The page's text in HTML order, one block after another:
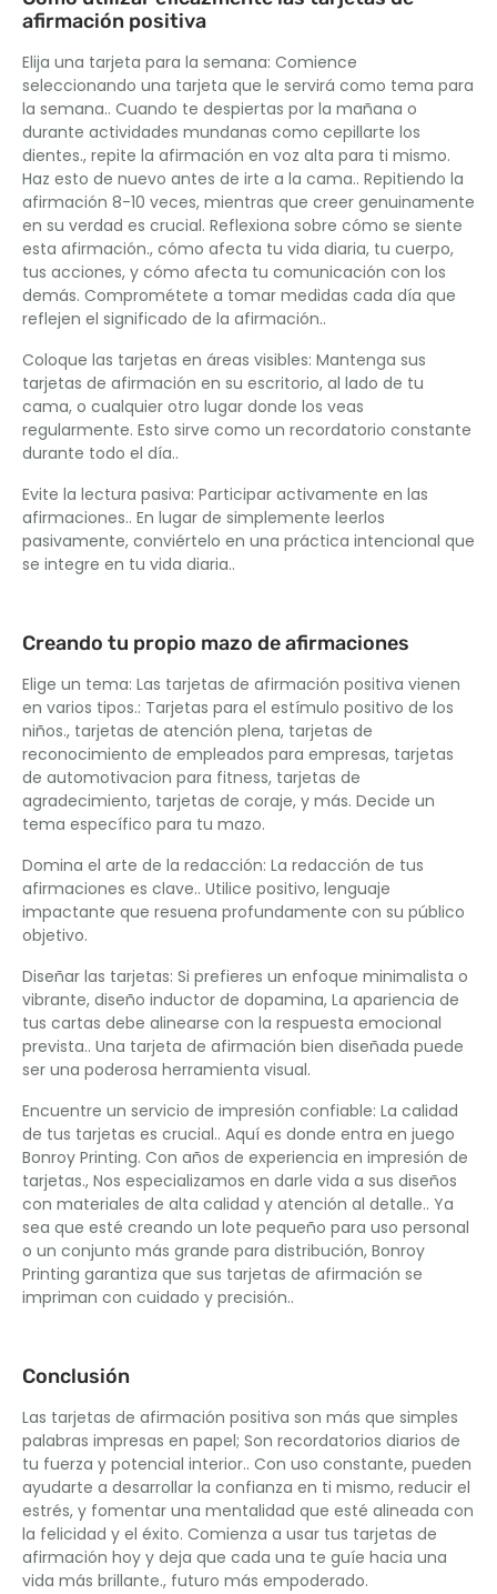
afirmación positiva
Elija una tarjeta para la semana: Comience
seleccionando una tarjeta que le servirá como tema para
la semana.. Cuando te despiertas por la mañana o
durante actividades mundanas como cepillarte los
dientes., repite la afirmación en voz alta para ti mismo.
Haz esto de nuevo antes de irte a la cama.. Repitiendo la
afirmación 8-10 veces, mientras que creer genuinamente
en su verdad es crucial. Reflexiona sobre cómo se siente
esta afirmación., cómo afecta tu vida diaria, tu cuerpo,
tus acciones, y cómo afecta tu comunicación con los
demás. Comprométete a tomar medidas cada día que
reflejen el significado de la afirmación..
Coloque las tarjetas en áreas visibles: Mantenga sus
tarjetas de afirmación en su escritorio, al lado de tu
cama, o cualquier otro lugar donde los veas
regularmente. Esto sirve como un recordatorio constante
durante todo el día..
Evite la lectura pasiva: Participar activamente en las
afirmaciones.. En lugar de simplemente leerlos
pasivamente, conviértelo en una práctica intencional que
se integre en tu vida diaria..
Creando tu propio mazo de afirmaciones
Elige un tema: Las tarjetas de afirmación positiva vienen
en varios tipos.: Tarjetas para el estímulo positivo de los
niños., tarjetas de atención plena, tarjetas de
reconocimiento de empleados para empresas, tarjetas
de automotivacion para fitness, tarjetas de
agradecimiento, tarjetas de coraje, y más. Decide un
tema específico para tu mazo.
Domina el arte de la redacción: La redacción de tus
afirmaciones es clave.. Utilice positivo, lenguaje
impactante que resuena profundamente con su público
objetivo.
Diseñar las tarjetas: Si prefieres un enfoque minimalista o
vibrante, diseño inductor de dopamina, La apariencia de
tus cartas debe alinearse con la respuesta emocional
prevista.. Una tarjeta de afirmación bien diseñada puede
ser una poderosa herramienta visual.
Encuentre un servicio de impresión confiable: La calidad
de tus tarjetas es crucial.. Aquí es donde entra en juego
Bonroy Printing. Con años de experiencia en impresión de
tarjetas., Nos especializamos en darle vida a sus diseños
con materiales de alta calidad y atención al detalle.. Ya
sea que esté creando un lote pequeño para uso personal
o un conjunto más grande para distribución, Bonroy
Printing garantiza que sus tarjetas de afirmación se
impriman con cuidado y precisión..
Conclusión
Las tarjetas de afirmación positiva son más que simples
palabras impresas en papel; Son recordatorios diarios de
tu fuerza y ​​potencial interior.. Con uso constante, pueden
ayudarte a desarrollar la confianza en ti mismo, reducir el
estrés, y fomentar una mentalidad que esté alineada con
la felicidad y el éxito. Comienza a usar tus tarjetas de
afirmación hoy y deja que cada una te guíe hacia una
vida más brillante., futuro más empoderado.